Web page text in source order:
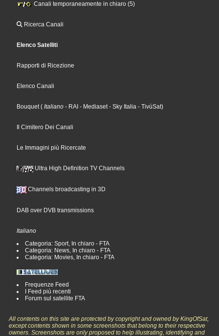
Canali temporaneamente in chiaro (5)
Ricerca Canali
Elenco Satelliti
Rapporti di Ricezione
Elenco Canali
Bouquet( Italiano - RAI - Mediaset- Sky Italia - TivùSat)
Il Cimitero Dei Canali
Le Immagini più Ricercate
Ultra High Definition TV Channels
Channels broadcasting in 3D
DAB over DVB transmissions
Italiano
Categoria: Sport, In chiaro - FTA
Categoria: News, In chiaro - FTA
Categoria: Movies, In chiaro - FTA
Frequenze Feed
I Feed più recenti
Forum sul satellite FTA
All contents on this site are protected by copyright and owned by KingOfSat,
except contents shown in some screenshots that belong to their respective
owners. Screenshots are only proposed to help illustrating, identifying and